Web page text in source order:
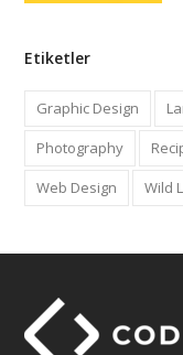
Etiketler
Graphic Design
Photography
Web Design
Wild